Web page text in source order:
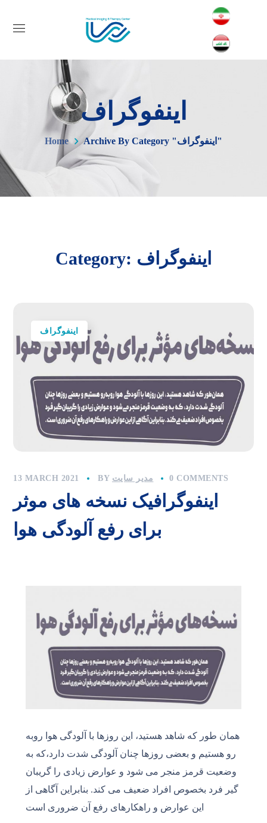
اینفوگراف
Home Archive By Category "اینفوگراف"
Category: اینفوگراف
اینفوگراف
13 MARCH 2021 BY مدیر سایت 0 COMMENTS
اینفوگرافیک نسخه های موثر
برای رفع آلودگی هوا
همان طور که شاهد هستید، این روزها با آلودگی هوا روبه
رو هستیم و بعضی روزها چنان آلودگی شدت دارد،که به
وضعیت قرمز منجر می شود و عوارض زیادی را گریبان
گیر فرد بخصوص افراد ضعیف می کند. بنابراین آگاهی از
این عوارض و راهکارهای رفع آن ضروری است